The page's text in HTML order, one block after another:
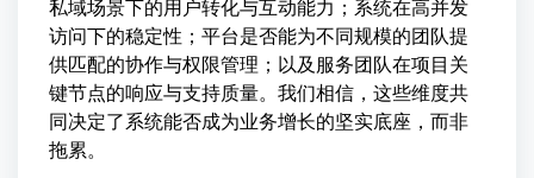
私域场景下的用户转化与互动能力；系统在高并发
访问下的稳定性；平台是否能为不同规模的团队提
供匹配的协作与权限管理；以及服务团队在项目关
键节点的响应与支持质量。我们相信，这些维度共
同决定了系统能否成为业务增长的坚实底座，而非
拖累。